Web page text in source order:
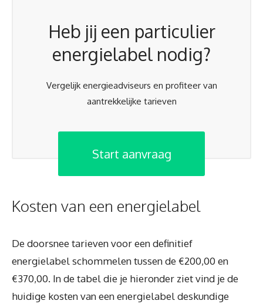
Heb jij een particulier
energielabel nodig?
Vergelijk energieadviseurs en profiteer van
aantrekkelijke tarieven
Start aanvraag
Kosten van een energielabel
De doorsnee tarieven voor een definitief
energielabel schommelen tussen de €200,00 en
€370,00. In de tabel die je hieronder ziet vind je de
huidige kosten van een energielabel deskundige